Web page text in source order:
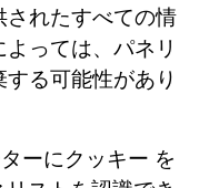
されたすべての情
っては、パネリ
る可能性があり
ーにクッキー を